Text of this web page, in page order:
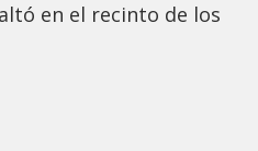
en el recinto de los